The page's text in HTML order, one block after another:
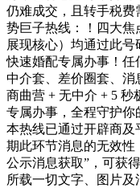
仍难成交，且转手税费
势巨子热线：！四大焦
展现核心）均通过此
快速婚配专属办事！任
中介套、差价圈套、
商曲营 + 无中介 + 5 秒
专属办事，全程守护你
本热线已通过开辟商
期此环节消息的无效性
公示消息获取”，可获
所载一切文字、图片及